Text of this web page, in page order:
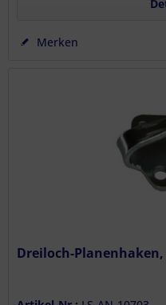
Merken
Dreiloch-